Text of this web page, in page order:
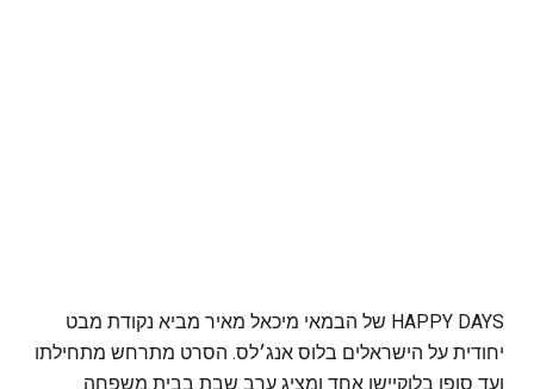
HAPPY DAYS של הבמאי מיכאל מאיר מביא נקודת מבט
יחודית על הישראלים בלוס אנג׳לס. הסרט מתרחש מתחילתו
ועד סופו בלוקיישן אחד ומציג ערב שבת בבית משפחה